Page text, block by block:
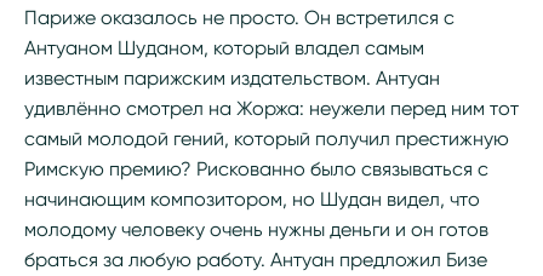
Париже оказалось не просто. Он встретился с
Антуаном Шуданом, который владел самым
известным парижским издательством. Антуан
удивлённо смотрел на Жоржа: неужели перед ним тот
самый молодой гений, который получил престижную
Римскую премию? Рискованно было связываться с
начинающим композитором, но Шудан видел, что
молодому человеку очень нужны деньги и он готов
браться за любую работу. Антуан предложил Бизе